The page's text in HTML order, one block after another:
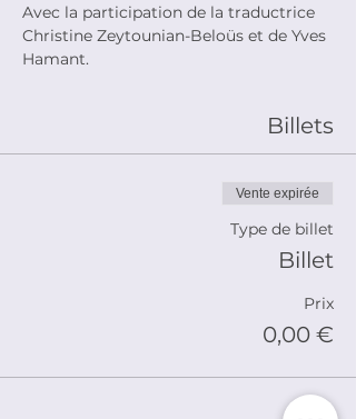
Avec la participation de la traductrice
Christine Zeytounian-Beloüs et de Yves
Hamant.
Billets
Vente expirée
Type de billet
Billet
Prix
0,00 €